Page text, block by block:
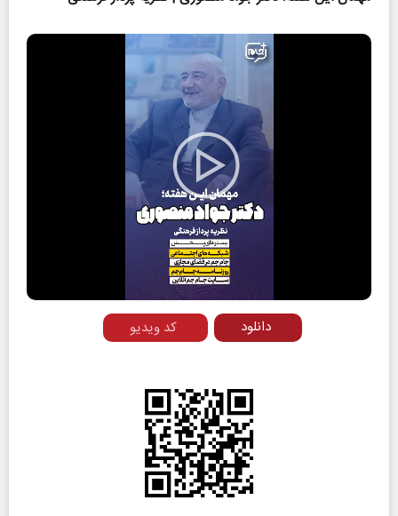
Play
Video
کد ویدیو دانلود